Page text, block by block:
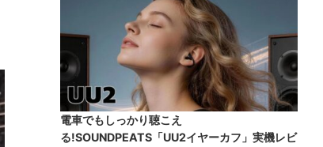
電車でもしっかり聴こえ
る!SOUNDPEATS「UU2イヤーカフ」実機レビ